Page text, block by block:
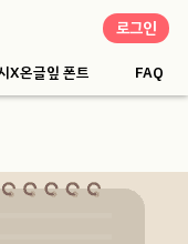
로그인
X온글잎 폰트 FAQ